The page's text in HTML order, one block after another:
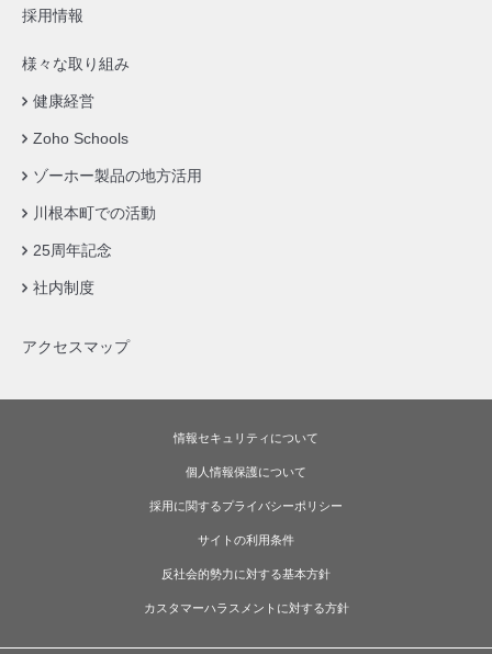
採用情報
様々な取り組み
健康経営
Zoho Schools
ゾーホー製品の地方活用
川根本町での活動
25周年記念
社内制度
アクセスマップ
情報セキュリティについて
個人情報保護について
採用に関するプライバシーポリシー
サイトの利用条件
反社会的勢力に対する基本方針
カスタマーハラスメントに対する方針